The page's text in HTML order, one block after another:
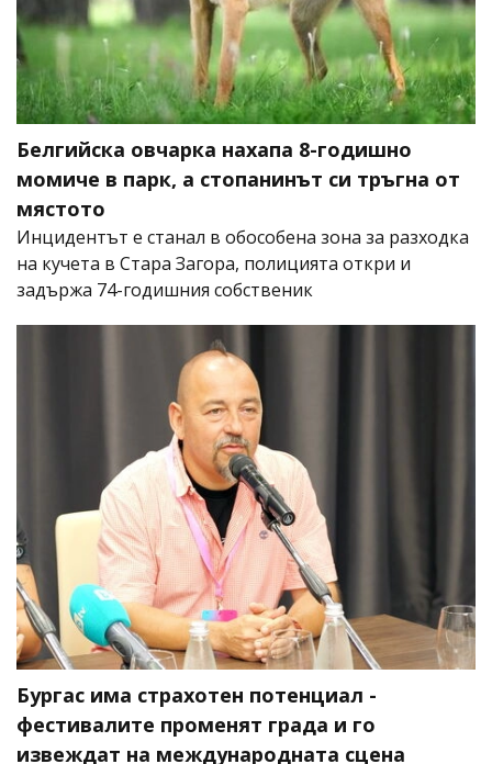
Белгийска овчарка нахапа 8-годишно
момиче в парк, а стопанинът си тръгна от
мястото
Инцидентът е станал в обособена зона за разходка
на кучета в Стара Загора, полицията откри и
задържа 74-годишния собственик
Бургас има страхотен потенциал -
фестивалите променят града и го
извеждат на международната сцена